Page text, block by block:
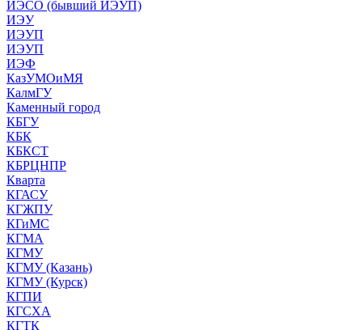
ИЭСО (бывший ИЭУП)
ИЭУ
ИЭУП
ИЭУП
ИЭФ
КазУМОиМЯ
КалмГУ
Каменный город
КБГУ
КБК
КБКСТ
КБРЦНПР
Кварта
КГАСУ
КГЖПУ
КГиМС
КГМА
КГМУ
КГМУ (Казань)
КГМУ (Курск)
КГПИ
КГСХА
КГТК